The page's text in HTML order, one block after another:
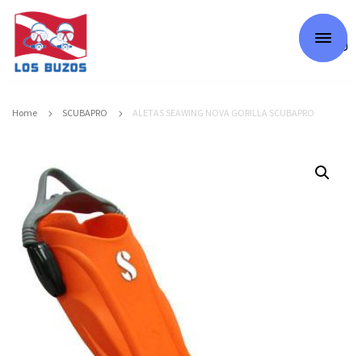
Home SCUBAPRO ALETAS SEAWING NOVA GORILLA SCUBAPRO